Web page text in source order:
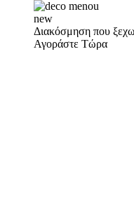
new
Διακόσμηση που
Αγοράστε Τώρα